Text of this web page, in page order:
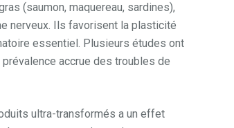
(saumon, maquereau, sardines),
nerveux. Ils favorisent la plasticité
essentiel. Plusieurs études ont
accrue des troubles de
ultra-transformés a un effet